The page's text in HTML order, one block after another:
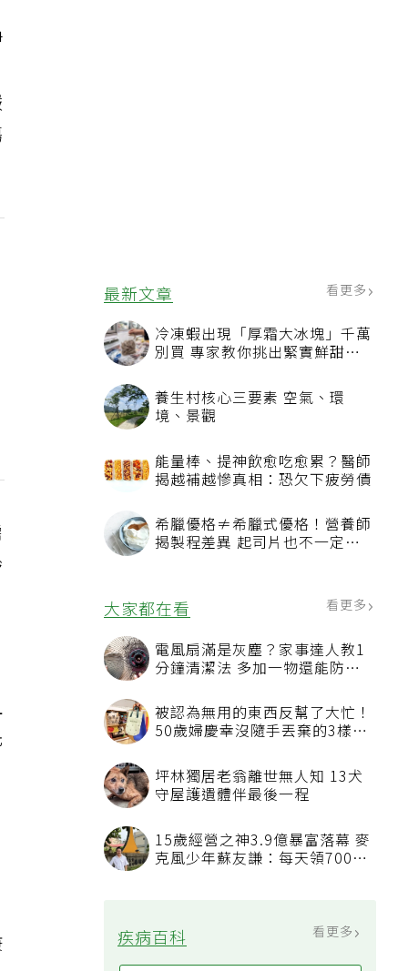
最新文章 看更多
冷凍蝦出現「厚霜大冰塊」千萬
別買 專家教你挑出緊實鮮甜蝦
養生村核心三要素 空氣、環
境、景觀
能量棒、提神飲愈吃愈累？醫師
揭越補越慘真相：恐欠下疲勞債
希臘優格≠希臘式優格！營養師
揭製程差異 起司片也不一定是
大家都在看 看更多
電風扇滿是灰塵？家事達人教1
分鐘清潔法 多加一物還能防髒
被認為無用的東西反幫了大忙！
50歲婦慶幸沒隨手丟棄的3樣物
坪林獨居老翁離世無人知 13犬
守屋護遺體伴最後一程
15歲經營之神3.9億暴富落幕 麥
克風少年蘇友謙：每天領700元
疾病百科 看更多